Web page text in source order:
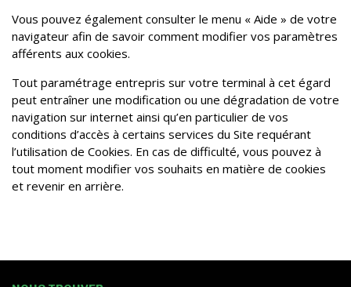
Vous pouvez également consulter le menu « Aide » de votre
navigateur afin de savoir comment modifier vos paramètres
afférents aux cookies.
Tout paramétrage entrepris sur votre terminal à cet égard
peut entraîner une modification ou une dégradation de votre
navigation sur internet ainsi qu’en particulier de vos
conditions d’accès à certains services du Site requérant
l’utilisation de Cookies. En cas de difficulté, vous pouvez à
tout moment modifier vos souhaits en matière de cookies
et revenir en arrière.